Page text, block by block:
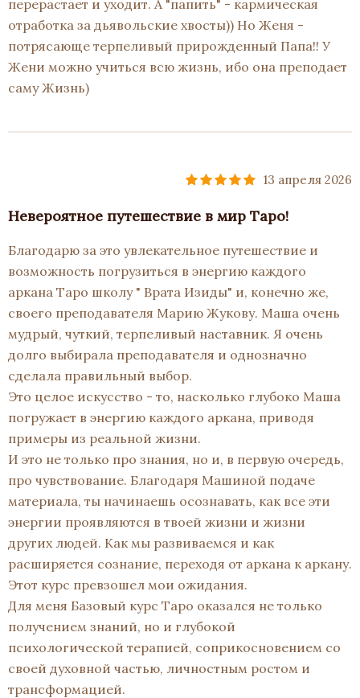
перерастает и уходит. А "папить" - кармическая
отработка за дьявольские хвосты)) Но Женя -
потрясающе терпеливый прирожденный Папа!! У
Жени можно учиться всю жизнь, ибо она преподает
саму Жизнь)
13 апреля 2026
Невероятное путешествие в мир Таро!
Благодарю за это увлекательное путешествие и
возможность погрузиться в энергию каждого
аркана Таро школу " Врата Изиды" и, конечно же,
своего преподавателя Марию Жукову. Маша очень
мудрый, чуткий, терпеливый наставник. Я очень
долго выбирала преподавателя и однозначно
сделала правильный выбор.
Это целое искусство - то, насколько глубоко Маша
погружает в энергию каждого аркана, приводя
примеры из реальной жизни.
И это не только про знания, но и, в первую очередь,
про чувствование. Благодаря Машиной подаче
материала, ты начинаешь осознавать, как все эти
энергии проявляются в твоей жизни и жизни
других людей. Как мы развиваемся и как
расширяется сознание, переходя от аркана к аркану.
Этот курс превзошел мои ожидания.
Для меня Базовый курс Таро оказался не только
получением знаний, но и глубокой
психологической терапией, соприкосновением со
своей духовной частью, личностным ростом и
трансформацией.